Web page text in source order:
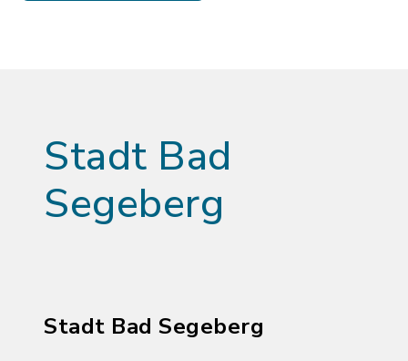
Stadt Bad
Segeberg
Stadt Bad Segeberg